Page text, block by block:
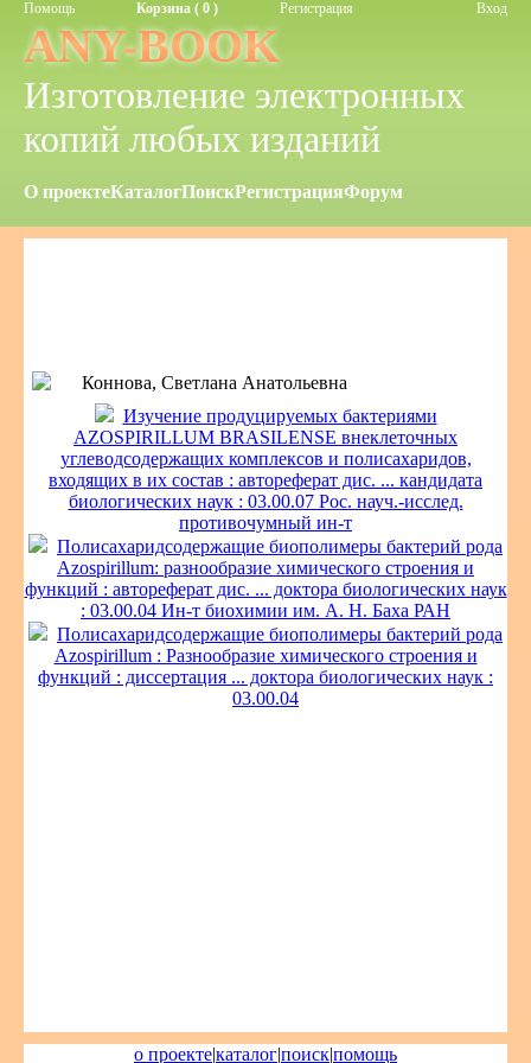
Помощь Корзина ( 0 ) Регистрация Вход
ANY-BOOK
Изготовление электронных
копий любых изданий
О проектеКаталогПоискРегистрацияФорум
Коннова, Светлана Анатольевна
Изучение продуцируемых бактериями
AZOSPIRILLUM BRASILENSE внеклеточных
углеводсодержащих комплексов и полисахаридов,
входящих в их состав : автореферат дис. ... кандидата
биологических наук : 03.00.07 Рос. науч.-исслед.
противочумный ин-т
Полисахаридсодержащие биополимеры бактерий рода
Azospirillum: разнообразие химического строения и
функций : автореферат дис. ... доктора биологических наук
: 03.00.04 Ин-т биохимии им. А. Н. Баха РАН
Полисахаридсодержащие биополимеры бактерий рода
Azospirillum : Разнообразие химического строения и
функций : диссертация ... доктора биологических наук :
03.00.04
о проекте|каталог|поиск|помощь